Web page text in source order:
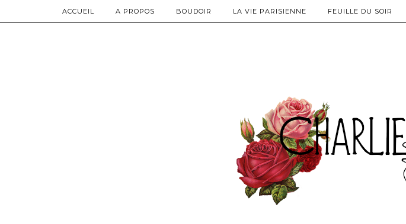
ACCUEIL A PROPOS BOUDOIR LA VIE PARISIENNE FEUILLE DU SOIR